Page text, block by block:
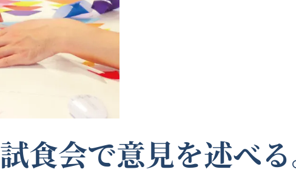
試食会で意見を述べ